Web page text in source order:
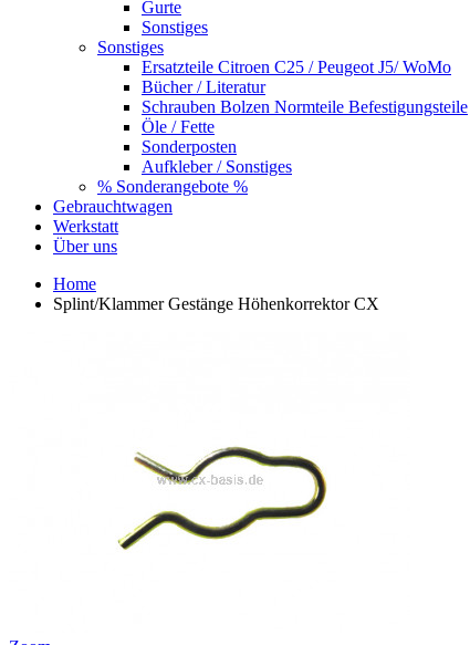
Gurte
Sonstiges
Sonstiges
Ersatzteile Citroen C25 / Peugeot J5/ WoMo
Bücher / Literatur
Schrauben Bolzen Normteile Befestigungsteile
Öle / Fette
Sonderposten
Aufkleber / Sonstiges
% Sonderangebote %
Gebrauchtwagen
Werkstatt
Über uns
Home
Splint/Klammer Gestänge Höhenkorrektor CX